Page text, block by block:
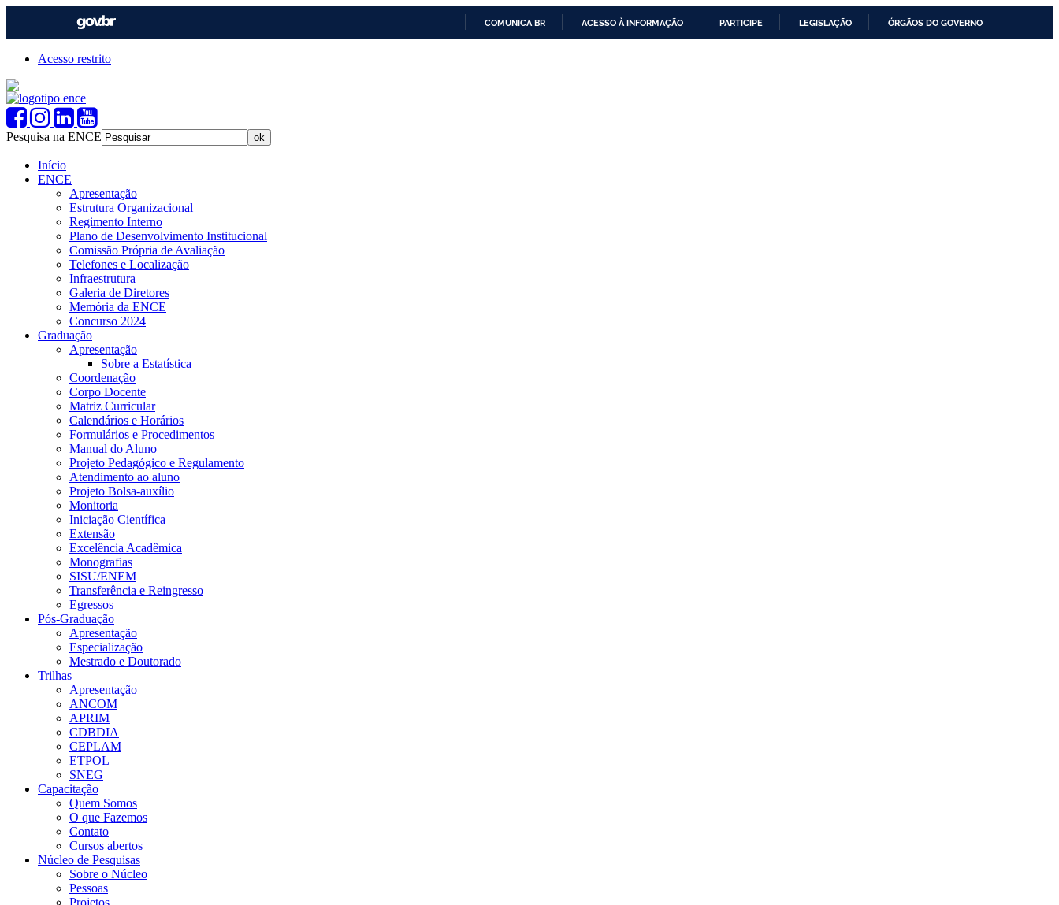
COMUNICA BR ACESSO À INFORMAÇÃO PARTICIPE LEGISLAÇÃO ÓRGÃOS DO GOVERNO
Acesso restrito
Pesquisa na ENCE
Início
ENCE
Apresentação
Estrutura Organizacional
Regimento Interno
Plano de Desenvolvimento Institucional
Comissão Própria de Avaliação
Telefones e Localização
Infraestrutura
Galeria de Diretores
Memória da ENCE
Concurso 2024
Graduação
Apresentação
Sobre a Estatística
Coordenação
Corpo Docente
Matriz Curricular
Calendários e Horários
Formulários e Procedimentos
Manual do Aluno
Projeto Pedagógico e Regulamento
Atendimento ao aluno
Projeto Bolsa-auxílio
Monitoria
Iniciação Científica
Extensão
Excelência Acadêmica
Monografias
SISU/ENEM
Transferência e Reingresso
Egressos
Pós-Graduação
Apresentação
Especialização
Mestrado e Doutorado
Trilhas
Apresentação
ANCOM
APRIM
CDBDIA
CEPLAM
ETPOL
SNEG
Capacitação
Quem Somos
O que Fazemos
Contato
Cursos abertos
Núcleo de Pesquisas
Sobre o Núcleo
Pessoas
Projetos